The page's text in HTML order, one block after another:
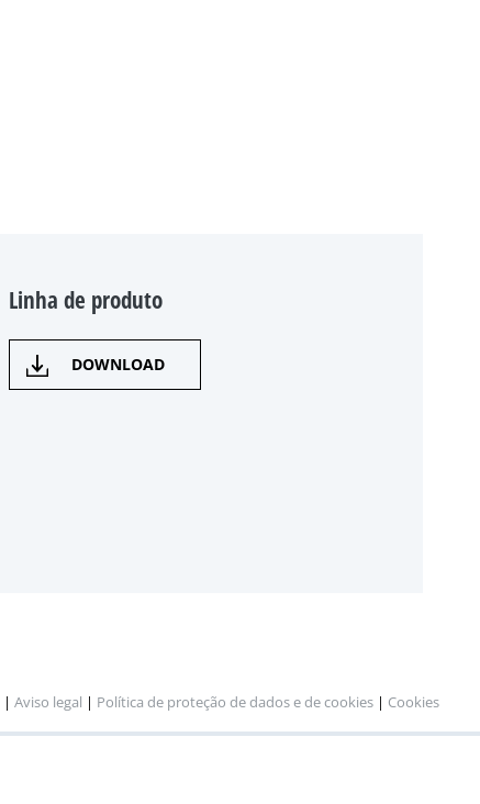
Linha de produto
DOWNLOAD
| Aviso legal | Política de proteção de dados e de cookies | Cookies